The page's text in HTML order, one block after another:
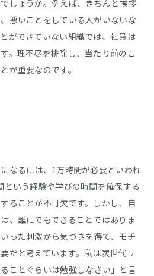
しょうか。例えば、きちんと挨拶
悪いことをしている人がいないな
ができていない組織では、社員は
。理不尽を排除し、当たり前のこ
が重要なのです。
なるには、1万時間が必要といわれ
という経験や学びの時間を確保する
ることが不可欠です。しかし、自
、誰にでもできることではありま
った刺激から気づきを得て、モチ
だと考えています。私は次世代リ
ことぐらいは勉強しなさい」と言